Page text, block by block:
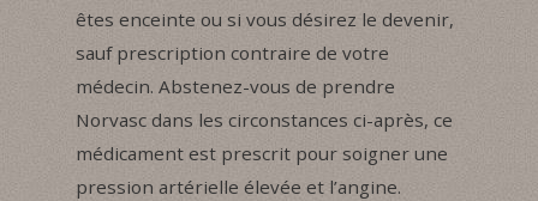
êtes enceinte ou si vous désirez le devenir,
sauf prescription contraire de votre
médecin. Abstenez-vous de prendre
Norvasc dans les circonstances ci-après, ce
médicament est prescrit pour soigner une
pression artérielle élevée et l’angine.